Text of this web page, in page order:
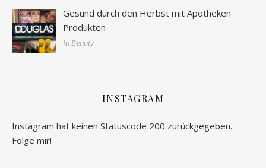
Gesund durch den Herbst mit Apotheken
Produkten
In Beauty
INSTAGRAM
Instagram hat keinen Statuscode 200 zurückgegeben.
Folge mir!